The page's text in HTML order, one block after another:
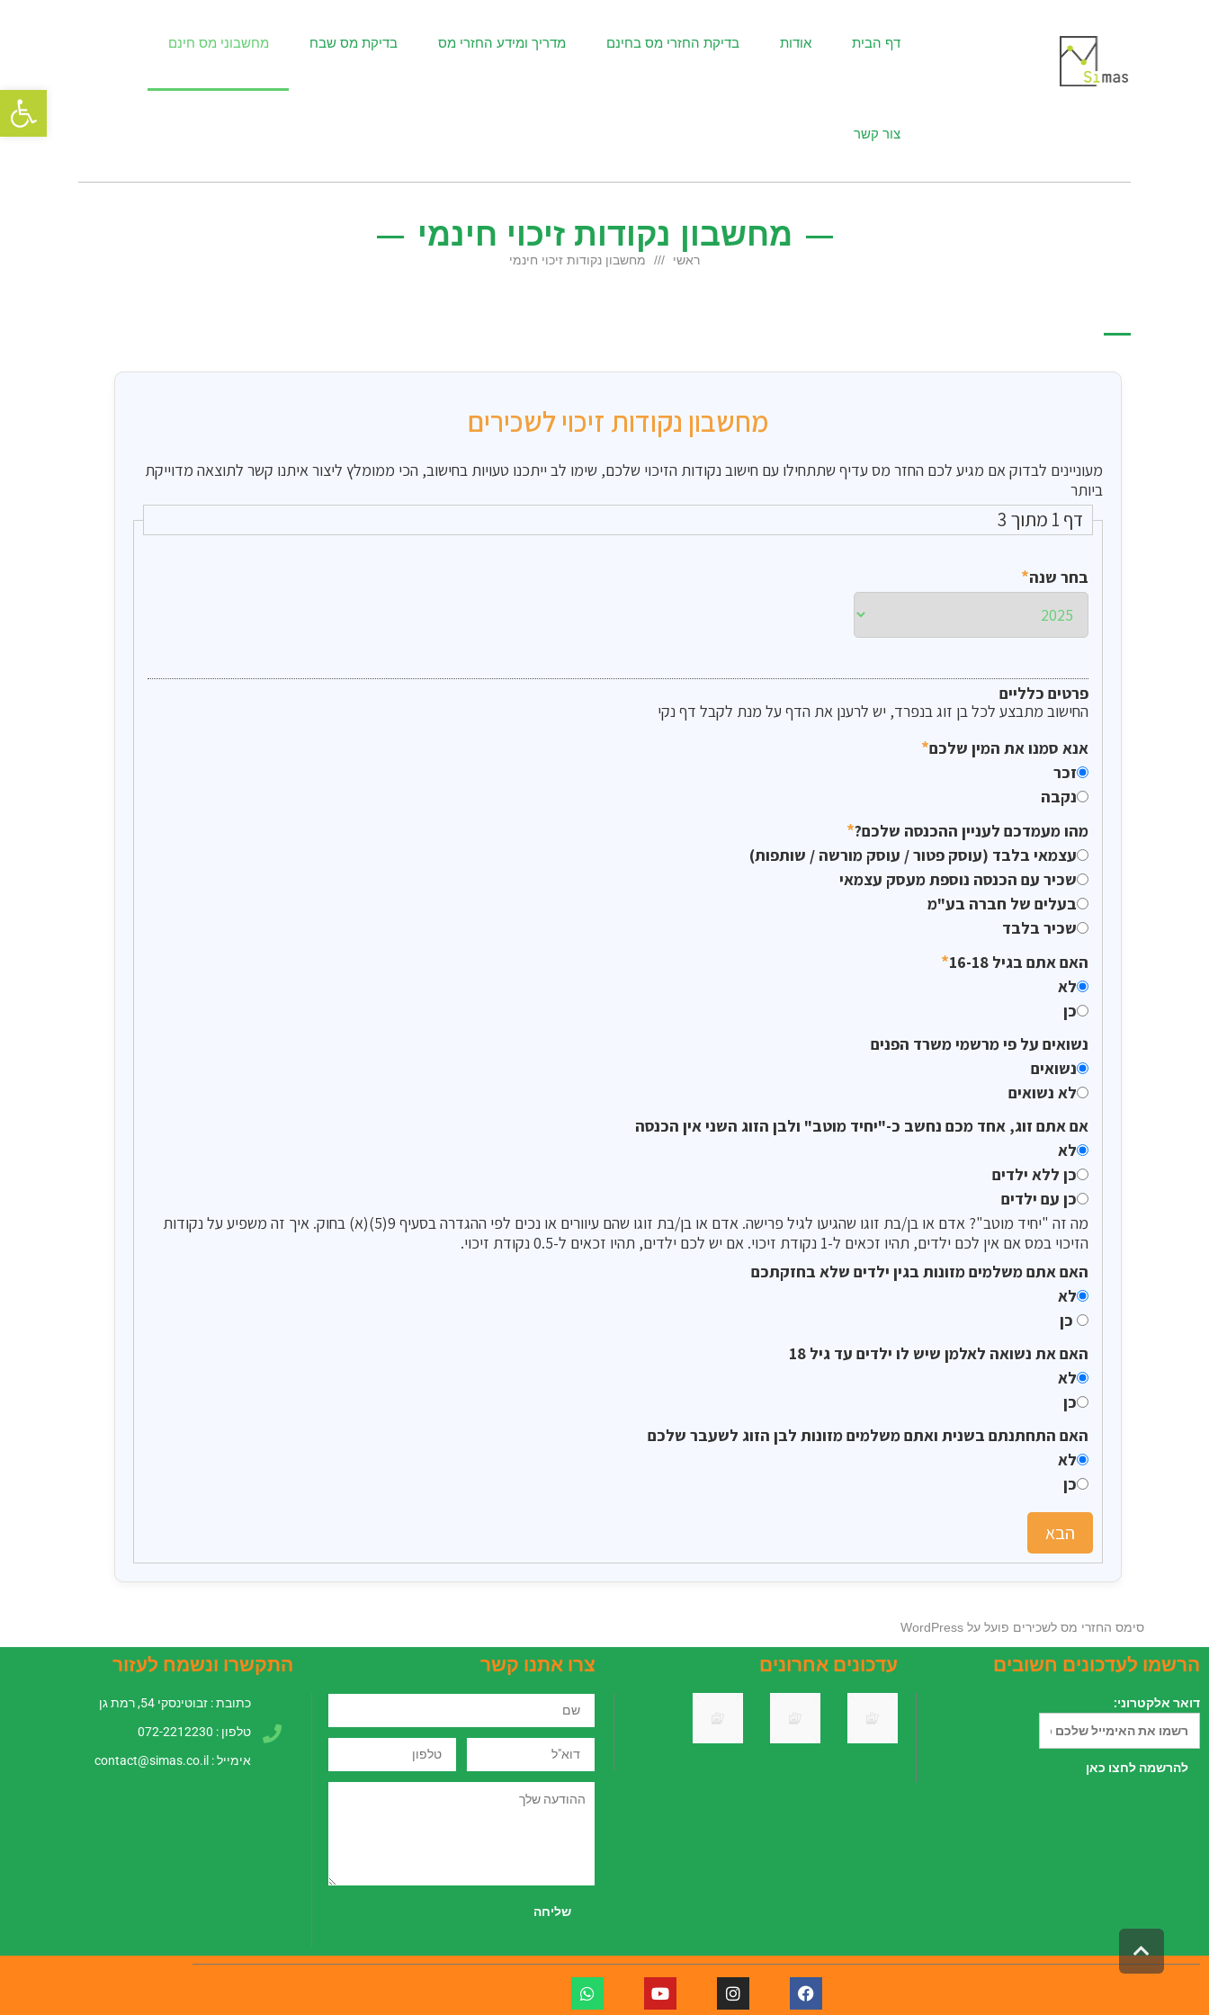
פתח
דף הבית אודות בדיקת החזרי מס בחינם מדריך ומידע החזרי מס בדיקת מס שבח מחשבוני מס חינם
צור קשר
מחשבון נקודות זיכוי חינמי
ראשי מחשבון נקודות זיכוי חינמי
מחשבון נקודות זיכוי לשכירים
מעוניינים לבדוק אם מגיע לכם החזר מס עדיף שתתחילו עם חישוב נקודות הזיכוי שלכם, שימו לב ייתכנו טעויות בחישוב, הכי ממומלץ ליצור איתנו קשר לתוצאה מדוייקת
ביותר
דף 1 מתוך 3
בחר שנה*
פרטים כלליים
החישוב מתבצע לכל בן זוג בנפרד, יש לרענן את הדף על מנת לקבל דף נקי
אנא סמנו את המין שלכם*
זכר
נקבה
מהו מעמדכם לעניין ההכנסה שלכם?*
עצמאי בלבד (עוסק פטור / עוסק מורשה / שותפות)
שכיר עם הכנסה נוספת מעסק עצמאי
בעלים של חברה בע"מ
שכיר בלבד
האם אתם בגיל 16-18
*
לא
כן
נשואים על פי מרשמי משרד הפנים
נשואים
לא נשואים
אם אתם זוג, אחד מכם נחשב כ-"יחיד מוטב" ולבן הזוג השני אין הכנסה
לא
כן ללא ילדים
כן עם ילדים
מה זה "יחיד מוטב"? אדם או בן/בת זוגו שהגיעו לגיל פרישה. אדם או בן/בת זוגו שהם עיוורים או נכים לפי ההגדרה בסעיף 9(5)(א) בחוק. איך זה משפיע על נקודות
הזיכוי במס אם אין לכם ילדים, תהיו זכאים ל-1 נקודת זיכוי. אם יש לכם ילדים, תהיו זכאים ל-0.5 נקודת זיכוי.
האם אתם משלמים מזונות בגין ילדים שלא בחזקתכם
לא
כן
האם את נשואה לאלמן שיש לו ילדים עד גיל 18
לא
כן
האם התחתנתם בשנית ואתם משלמים מזונות לבן הזוג לשעבר שלכם
לא
כן
הבא
סימס החזרי מס לשכירים פועל על WordPress
גלילה
לראש
הרשמו לעדכונים חשובים
דואר אלקטרוני:
עדכונים אחרונים
←
צרו אתנו קשר
שם
דוא"ל טלפון
ההודעה
שלך
שליחה
התקשרו ונשמח לעזור
כתובת : זבוטינסקי 54, רמת גן
טלפון : 072-2212230
אימייל : contact@simas.co.il